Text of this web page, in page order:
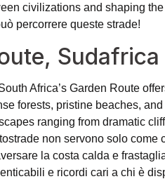
civilizations and shaping
percorrere queste strade!
Sudafrica
Africa’s Garden Route
forests, pristine beaches,
ranging from dramatic
non servono solo
la costa calda e
e ricordi cari a chi è